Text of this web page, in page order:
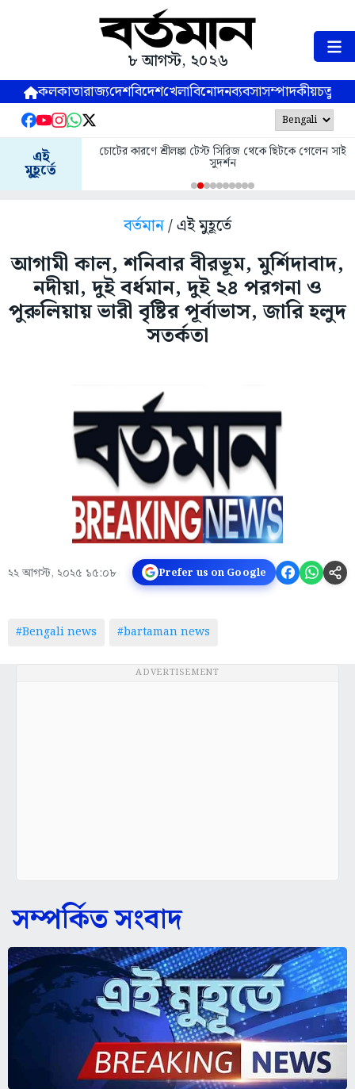
৮ আগস্ট, ২০২৬
কলকাতারাজ্যদেশবিদেশখেলাবিনোদনব্যবসাসম্পাদকীয়
এই
মুহূর্তে
চোটের কারণে শ্রীলঙ্কা টেস্ট সিরিজ থেকে ছিটকে গেলেন সাই
সুদর্শন
বর্তমান/ এই মুহূর্তে
আগামী কাল, শনিবার বীরভূম, মুর্শিদাবাদ,
নদীয়া, দুই বর্ধমান, দুই ২৪ পরগনা ও
পুরুলিয়ায় ভারী বৃষ্টির পূর্বাভাস, জারি হলুদ
সতর্কতা
২২ আগস্ট, ২০২৫ ১৫:০৮ Prefer us on Google
#Bengali news #bartaman news
ADVERTISEMENT
সম্পর্কিত সংবাদ